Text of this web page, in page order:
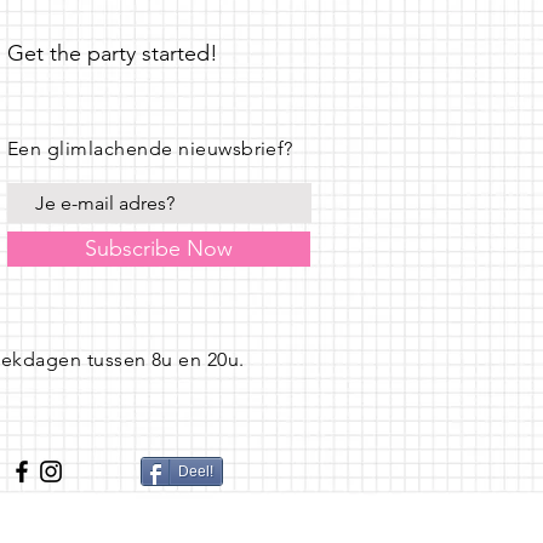
Get the party started!
tussen 8u en 20u.
Een glimlachende nieuwsbrief?
Subscribe Now
Deel!